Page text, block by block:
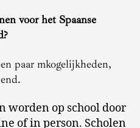
voor het Spaanse
paar mkogelijkheden,
worden op school door
of in person. Scholen